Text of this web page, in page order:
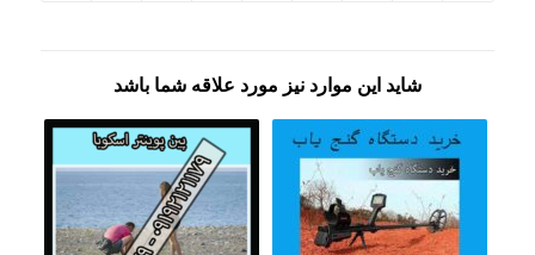
شاید این موارد نیز مورد علاقه شما باشد